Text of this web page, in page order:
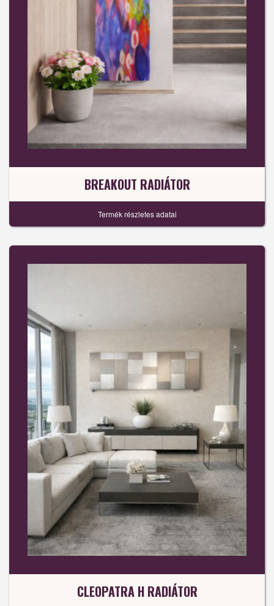
BREAKOUT RADIÁTOR
Termék részletes adatai
CLEOPATRA H RADIÁTOR